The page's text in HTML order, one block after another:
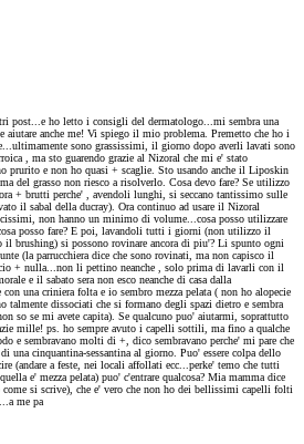
post...e ho letto i consigli del dermatologo...mi sembra una
aiutare anche me! Vi spiego il mio problema. Premetto che ho i
sono grassissimi, il giorno dopo averli lavati sono
, ma sto guarendo grazie al Nizoral che mi e' stato
prurito e non ho quasi + scaglie. Sto usando anche il Liposkin
del grasso non riesco a risolverlo. Cosa devo fare? Se utilizzo
+ brutti perche' , avendoli lunghi, si seccano tantissimo sulle
il sabal della ducray). Ora continuo ad usare il Nizoral
non hanno un minimo di volume...cosa posso utilizzare
posso fare? E poi, lavandoli tutti i giorni (non utilizzo il
brushing) si possono rovinare ancora di piu'? Li spunto ogni
(la parrucchiera dice che sono rovinati, ma non capisco il
+ nulla...non li pettino neanche , solo prima di lavarli con il
e il sabato sera non esco neanche di casa dalla
una criniera folta e io sembro mezza pelata ( non ho alopecie
talmente dissociati che si formano degli spazi dietro e sembra
so se mi avete capita). Se qualcuno puo' aiutarmi, soprattutto
mille! ps. ho sempre avuto i capelli sottili, ma fino a qualche
e sembravano molti di +, dico sembravano perche' mi pare che
una cinquantina-sessantina al giorno. Puo' essere colpa dello
(andare a feste, nei locali affollati ecc...perke' temo che tutti
e' mezza pelata) puo' c'entrare qualcosa? Mia mamma dice
si scrive), che e' vero che non ho dei bellissimi capelli folti
me pa